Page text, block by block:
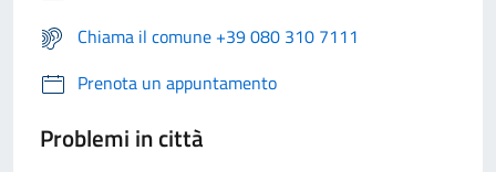
Chiama il comune +39 080 310 7111
Prenota un appuntamento
Problemi in città